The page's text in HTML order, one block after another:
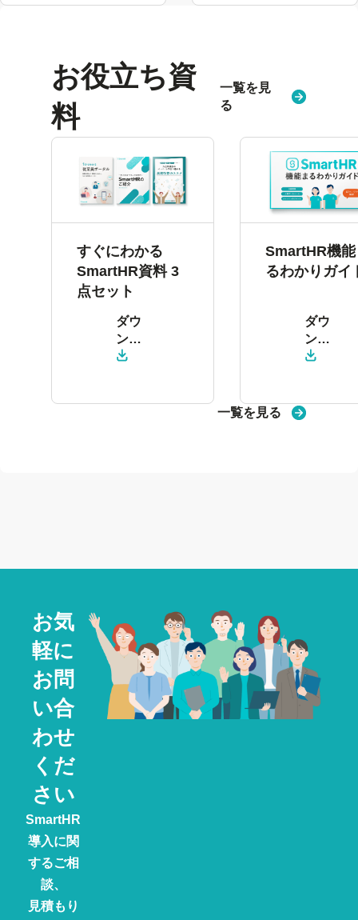
お役立ち資
料
一覧を見
る
すぐにわかる
SmartHR資料 3
点セット
ダウ
ン
ロー
SmartHR機
るわかりガイ
ダウ
ン
ロー
一覧を見る
お気
軽に
お問
い合
わせ
くだ
さい
SmartHR
導入に関
するご相
談、
見積もり